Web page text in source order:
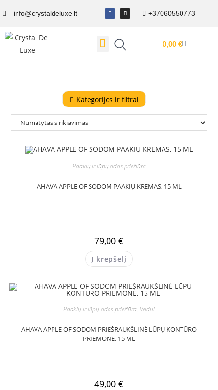
info@crystaldeluxe.lt +37060550773
0,00 €
Kategorijos ir filtrai
Paakių ir lūpų odos priežiūra
AHAVA APPLE OF SODOM PAAKIŲ KREMAS, 15 ML
79,00 €
Į krepšelį
Paakių ir lūpų odos priežiūra, Veidui
AHAVA APPLE OF SODOM PRIEŠRAUKŠLINĖ LŪPŲ KONTŪRO
PRIEMONĖ, 15 ML
49,00 €